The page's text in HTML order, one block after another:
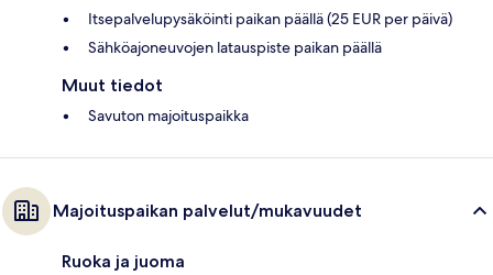
Itsepalvelupysäköinti paikan päällä (25 EUR per päivä)
Sähköajoneuvojen latauspiste paikan päällä
Muut tiedot
Savuton majoituspaikka
Majoituspaikan palvelut/mukavuudet
Ruoka ja juoma